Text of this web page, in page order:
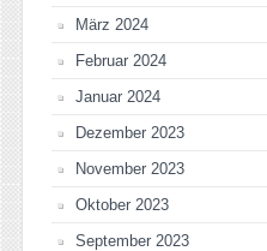
März 2024
Februar 2024
Januar 2024
Dezember 2023
November 2023
Oktober 2023
September 2023